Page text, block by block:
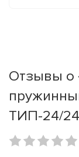
Отзывы о
ТИП-24/